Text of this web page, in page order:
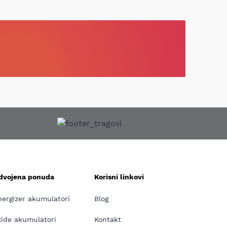
ponuda
akumulatori
akumulatori
Korisni linkovi
Blog
Kontakt